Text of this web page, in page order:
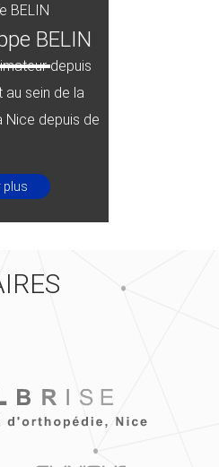
BELIN
depuis
au sein de la
Nice depuis de
plus